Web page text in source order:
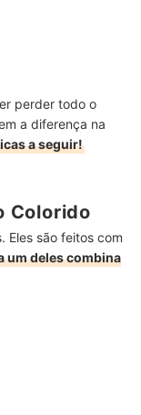
perder todo o
a diferença na
a seguir!
Colorido
Eles são feitos com
um deles combina